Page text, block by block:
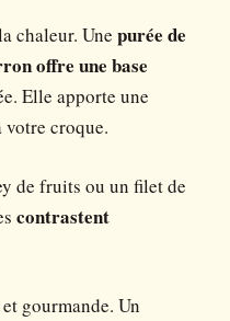
chaleur. Une purée de
offre une base
Elle apporte une
croque.
de fruits ou un filet de
contrastent
gourmande. Un